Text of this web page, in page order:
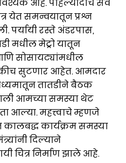
आहे. पहिल्यांदाच सर्व
येत समन्वयातून प्रश्न
पर्यायी रस्ते अंडरपास,
मधील मेट्रो यातून
सोसायट्यांमधील
सुटणार आहेत. आमदार
तातडीने बैठक
आमच्या समस्या थेट
आल्या. महत्त्वाचे म्हणजे
कार्यक्रम समस्या
दिल्याने
चित्र निर्माण झाले आहे.